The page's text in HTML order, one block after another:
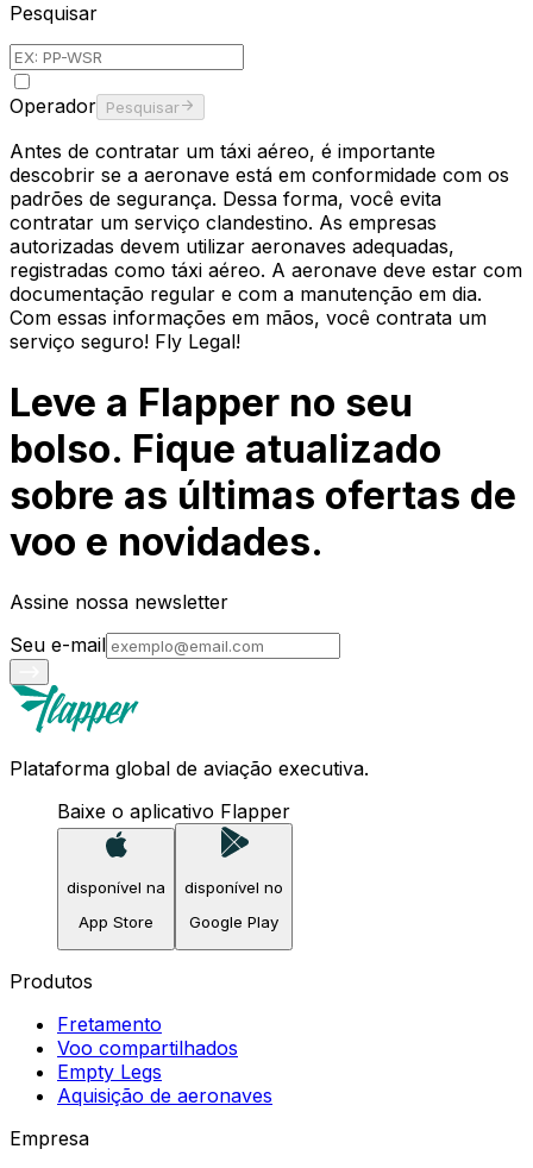
Pesquisar
Operador Pesquisar
Antes de contratar um táxi aéreo, é importante
descobrir se a aeronave está em conformidade com os
padrões de segurança. Dessa forma, você evita
contratar um serviço clandestino. As empresas
autorizadas devem utilizar aeronaves adequadas,
registradas como táxi aéreo. A aeronave deve estar com
documentação regular e com a manutenção em dia.
Com essas informações em mãos, você contrata um
serviço seguro! Fly Legal!
Leve a Flapper no seu
bolso. Fique atualizado
sobre as últimas ofertas de
voo e novidades.
Assine nossa newsletter
Seu e-mail
Plataforma global de aviação executiva.
Baixe o aplicativo Flapper
disponível na
App Store
disponível no
Google Play
Produtos
Fretamento
Voo compartilhados
Empty Legs
Aquisição de aeronaves
Empresa